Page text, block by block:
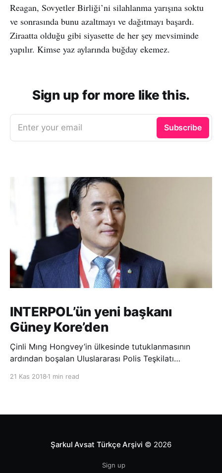
Reagan, Sovyetler Birliği’ni silahlanma yarışına soktu
ve sonrasında bunu azaltmayı ve dağıtmayı başardı.
Ziraatta olduğu gibi siyasette de her şey mevsiminde
yapılır. Kimse yaz aylarında buğday ekemez.
Sign up for more like this.
Enter your email Subscribe
INTERPOL’ün yeni başkanı
Güney Kore’den
Çinli Mıng Hongvey’in ülkesinde tutuklanmasının
ardından boşalan Uluslararası Polis Teşkilatı
21 Kas 2018 1 min read
Şarkul Avsat Türkçe Arşivi © 2026
Sign up